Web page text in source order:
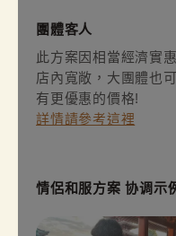
團體客人
此方案因相當經濟實
店內寬敞，大團體也
有更優惠的價格!
詳情請參考這裡
情侶和服方案 协调示